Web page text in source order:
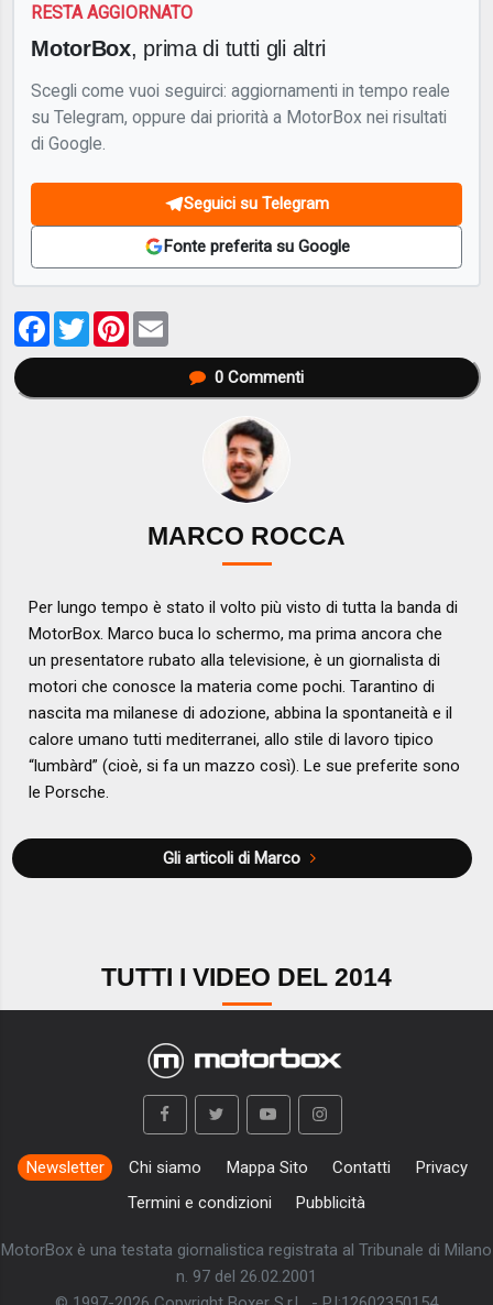
RESTA AGGIORNATO
MotorBox, prima di tutti gli altri
Scegli come vuoi seguirci: aggiornamenti in tempo reale
su Telegram, oppure dai priorità a MotorBox nei risultati
di Google.
Seguici su Telegram
Fonte preferita su Google
Facebook
TwitterPinterest
0Commenti
MARCO ROCCA
Per lungo tempo è stato il volto più visto di tutta la banda di
MotorBox. Marco buca lo schermo, ma prima ancora che
un presentatore rubato alla televisione, è un giornalista di
motori che conosce la materia come pochi. Tarantino di
nascita ma milanese di adozione, abbina la spontaneità e il
calore umano tutti mediterranei, allo stile di lavoro tipico
“lumbàrd” (cioè, si fa un mazzo così). Le sue preferite sono
le Porsche.
Gli articoli di Marco
TUTTI I VIDEO DEL 2014
Newsletter Chi siamo Mappa Sito Contatti
Privacy
Termini e condizioni
Pubblicità
MotorBox è una testata giornalistica registrata al Tribunale di Milano
n. 97 del 26.02.2001